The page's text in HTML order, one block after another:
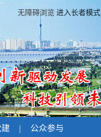
无障碍浏览 进入长者模式
| 公众参与